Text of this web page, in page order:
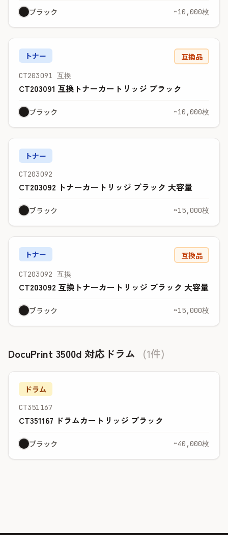
ブラック ~10,000枚
トナー 互換品
CT203091 互換
CT203091 互換トナーカートリッジ ブラック
ブラック ~10,000枚
トナー
CT203092
CT203092 トナーカートリッジ ブラック 大容量
ブラック ~15,000枚
トナー 互換品
CT203092 互換
CT203092 互換トナーカートリッジ ブラック 大容量
ブラック ~15,000枚
DocuPrint 3500d 対応ドラム (1件)
ドラム
CT351167
CT351167 ドラムカートリッジ ブラック
ブラック ~40,000枚